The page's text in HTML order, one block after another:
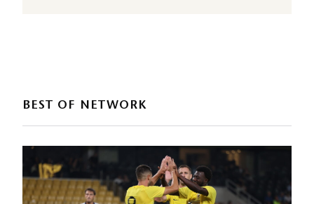
BEST OF NETWORK